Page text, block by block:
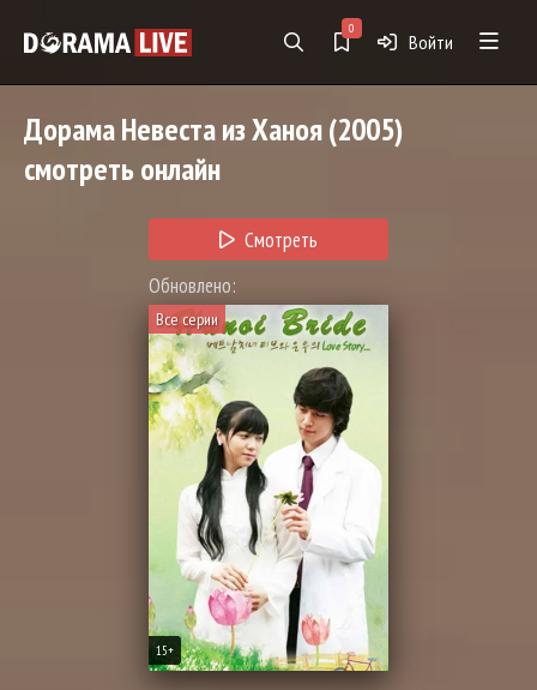
0
Войти
ДорамаНевеста из Ханоя(2005)
смотреть онлайн
Смотреть
Обновлено:
Все серии
15+